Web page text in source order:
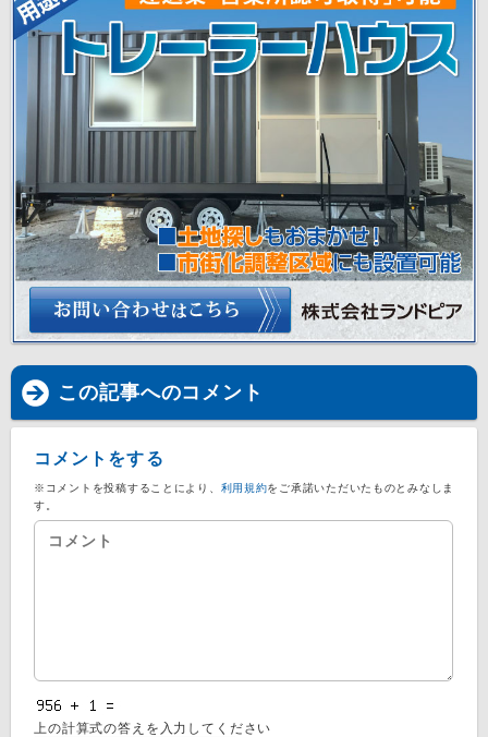
この記事へのコメント
コメントをする
※コメントを投稿することにより、 利用規約をご承諾いただいたものとみなしま
す。
上の計算式の答えを入力してください